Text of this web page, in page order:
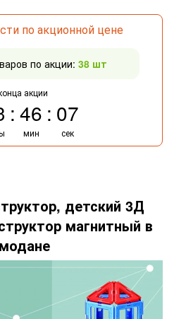
по акционной цене
по акции: 38 шт
акции
46
мин
06
сек
детский 3Д
магнитный в